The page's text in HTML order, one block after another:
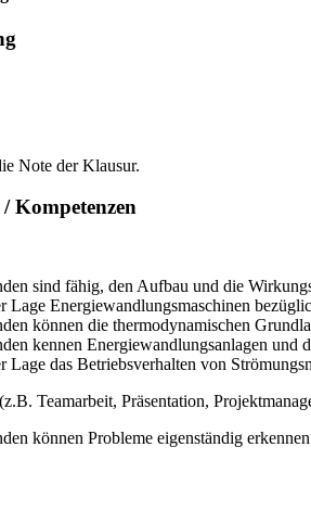
Note der Klausur.
Kompetenzen
sind fähig, den Aufbau und die
Lage Energiewandlungsmaschinen
können die thermodynamischen
kennen Energiewandlungsanlagen und
Lage das Betriebsverhalten von
Teamarbeit, Präsentation,
können Probleme eigenständig